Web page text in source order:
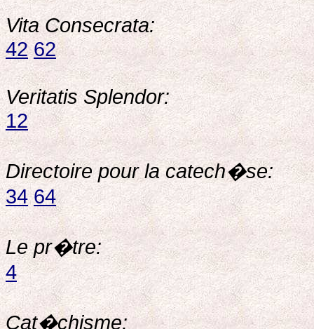
Vita Consecrata:
42 62
Veritatis Splendor:
12
Directoire pour la catech�se:
34 64
Le pr�tre:
4
Cat�chisme: